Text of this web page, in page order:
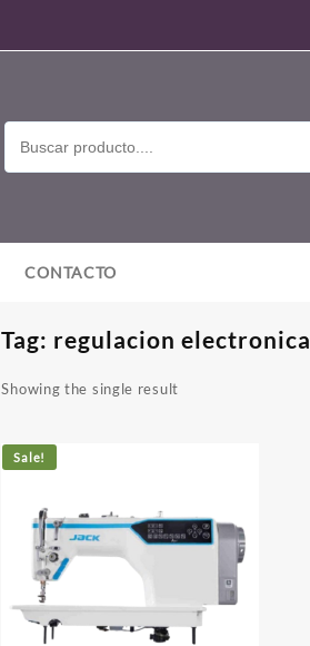
CONTACTO
Tag: regulacion electronica
Showing the single result
Sale!